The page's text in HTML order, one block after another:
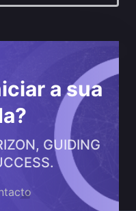
a sua
GUIDING